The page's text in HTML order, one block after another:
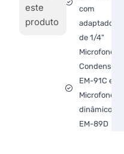
com
adaptador
de 1/4"
Microfone
Condensador
EM-91C e
Microfone
dinâmico
EM-89D
este
produto